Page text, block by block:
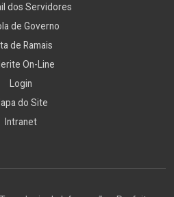
dos Servidores
de Governo
de Ramais
On-Line
Login
do Site
Intranet